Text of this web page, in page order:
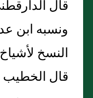
قال
ونسبه ابن
النسخ
قال